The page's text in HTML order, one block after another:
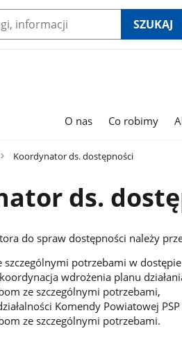
SZUKAJ
O nas Co robimy
Koordynator ds. dostępności
ds.
do spraw dostępności należy
szczególnymi potrzebami w
wdrożenia planu
ze szczególnymi potrzebami,
Komendy Powiatowej
ze szczególnymi potrzebami.